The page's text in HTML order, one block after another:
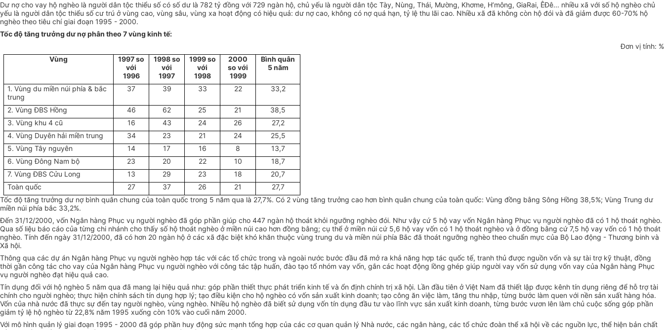
Dư nợ cho vay hộ nghèo là người dân tộc thiểu số có số dư là 782 tỷ đồng với 729 ngàn hộ, chủ yếu là người dân tộc Tày, Nùng, Thái, Mường, Khơme, H’mông, GiaRai, ÊĐê... nhiều xã với số hộ nghèo chủ
yếu là người dân tộc thiểu số cư trú ở vùng cao, vùng sâu, vùng xa hoạt động có hiệu quả: dư nợ cao, không có nợ quá hạn, tỷ lệ thu lãi cao. Nhiều xã đã không còn hộ đói và đã giảm được 60-70% hộ
nghèo theo tiêu chí giai đoạn 1995 - 2000.
Tốc độ tăng trưởng dư nợ phân theo 7 vùng kinh tế:
Đơn vị tính: %
Vùng
1997 so
với
1996
1998 so
với
1997
1999 so
với
1998
2000
so với
1999
Bình quân
5 năm
1. Vùng du miền núi phía & bắc
trung
37 39 33 22 33,2
2. Vùng ĐBS Hồng 46 62 25 21
38,5
3. Vùng khu 4 cũ
16 43 24 26
27,2
4. Vùng Duyên hải miền trung
34 23 21 24
25,5
5. Vùng Tây nguyên
14 17 16 8
13,7
6. Vùng Đông Nam bộ
23 20 22 10
18,7
7. Vùng ĐBS Cửu Long
13 29 23 18
20,7
Toàn quốc
27 37 26 21
27,7
Tốc độ tăng trưởng dư nợ bình quân chung của toàn quốc trong 5 năm qua là 27,7%. Có 2 vùng tăng trưởng cao hơn bình quân chung của toàn quốc: Vùng đồng bằng Sông Hồng 38,5%; Vùng Trung dư
miền núi phía bắc 33,2%.
Đến 31/12/2000, vốn Ngân hàng Phục vụ người nghèo đã góp phần giúp cho 447 ngàn hộ thoát khỏi ngưỡng nghèo đói. Như vậy cứ 5 hộ vay vốn Ngân hàng Phục vụ người nghèo đã có 1 hộ thoát nghèo.
Qua số liệu báo cáo của từng chi nhánh cho thấy số hộ thoát nghèo ở miền núi cao hơn đồng bằng; cụ thể ở miền núi cứ 5,6 hộ vay vốn có 1 hộ thoát nghèo và ở đồng bằng cứ 7,5 hộ vay vốn có 1 hộ thoát
nghèo. Tính đến ngày 31/12/2000, đã có hơn 20 ngàn hộ ở các xã đặc biệt khó khăn thuộc vùng trung du và miền núi phía Bắc đã thoát ngưỡng nghèo theo chuẩn mực của Bộ Lao động - Thương binh và
Xã hội.
Thông qua các dự án Ngân hàng Phục vụ người nghèo hợp tác với các tổ chức trong và ngoài nước bước đầu đã mở ra khả năng hợp tác quốc tế, tranh thủ được nguồn vốn và sự tài trợ kỹ thuật, đồng
thời gần công tác cho vay của Ngân hàng Phục vụ người nghèo với công tác tập huấn, đào tạo tổ nhóm vay vốn, gắn các hoạt động lồng ghép giúp người vay vốn sử dụng vốn vay của Ngân hàng Phục
vụ người nghèo đạt hiệu quả cao.
Tín dụng đối với hộ nghèo 5 năm qua đã mang lại hiệu quả như: góp phần thiết thực phát triển kinh tế và ổn định chính trị xã hội. Lần đầu tiên ở Việt Nam đã thiết lập được kênh tín dụng riêng để hỗ trợ tài
chính cho người nghèo; thực hiện chính sách tín dụng hợp lý; tạo điều kiện cho hộ nghèo có vốn sản xuất kinh doanh; tạo công ăn việc làm, tăng thu nhập, từng bước làm quen với nền sản xuất hàng hóa.
Vốn của nhà nước đã thực sự đến tay người nghèo, vùng nghèo. Nhiều hộ nghèo đã biết sử dụng vốn tín dụng đầu tư vào lĩnh vực sản xuất kinh doanh, từng bước vươn lên làm chủ cuộc sống góp phần
giảm tỷ lệ hộ nghèo từ 22,8% năm 1995 xuống còn 10% vào cuối năm 2000.
Với mô hình quản lý giai đoạn 1995 - 2000 đã góp phần huy động sức mạnh tổng hợp của các cơ quan quản lý Nhà nước, các ngân hàng, các tổ chức đoàn thể xã hội về các nguồn lực, thể hiện bản chất